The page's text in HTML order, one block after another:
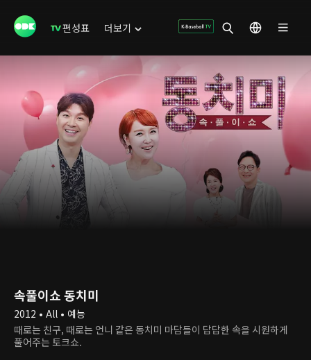
편성표 더보기
속풀이쇼 동치미
2012 • All • 예능
때로는 친구, 때로는 언니 같은 동치미 마담들이 답답한 속을 시원하게
풀어주는 토크쇼.